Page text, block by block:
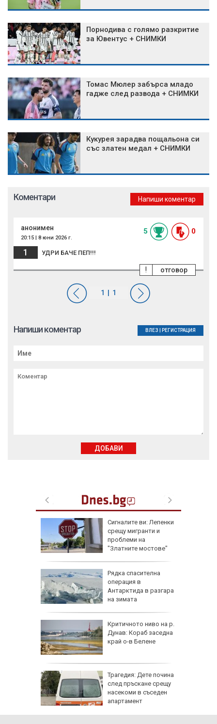
Порнодива с голямо разкритие
за Ювентус + СНИМКИ
Томас Мюлер забърса младо
гадже след развода + СНИМКИ
Кукурея зарадва пощальона си
със златен медал + СНИМКИ
Сигналите ви: Лепенки
срещу мигранти и
проблеми на
"Златните мостове"
Рядка спасителна
операция в
Антарктида в разгара
на зимата
Критичното ниво на р.
Дунав: Кораб заседна
край о-в Белене
Трагедия: Дете почина
след пръскане срещу
насекоми в съседен
апартамент
Коментари Напиши коментар
анонимен
20:15 | 8 юни 2026 г.
5 0
1 УДРИ БАЧЕ ПЕП!!!
отговор
!
Напиши коментар ВЛЕЗ РЕГИСТРАЦИЯ
ДОБАВИ